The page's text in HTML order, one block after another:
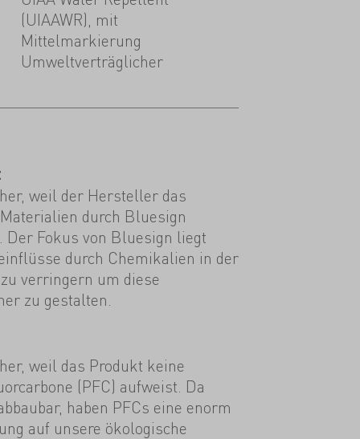
(UIAAWR), mit
Mittelmarkierung
Umweltverträglicher
weil der Hersteller das
durch Bluesign
Fokus von Bluesign liegt
durch Chemikalien in der
verringern um diese
zu gestalten.
weil das Produkt keine
(PFC) aufweist. Da
haben PFCs eine enorm
auf unsere ökologische